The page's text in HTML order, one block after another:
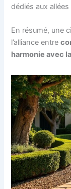
dédiés aux
En résumé, une
l’alliance entre
harmonie avec